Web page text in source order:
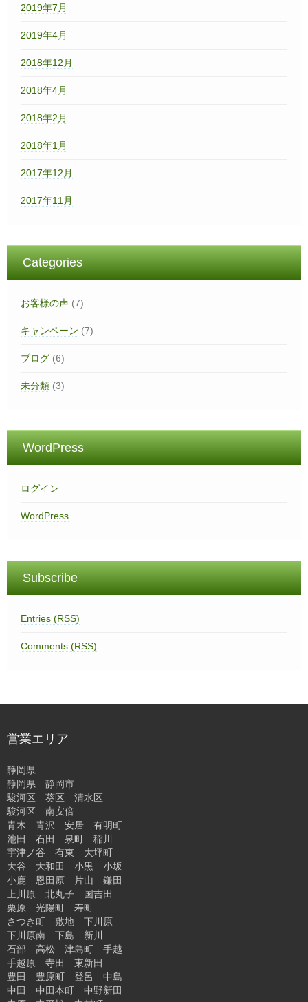
2019年7月
2019年4月
2018年12月
2018年4月
2018年2月
2018年1月
2017年12月
2017年11月
Categories
お客様の声 (7)
キャンペーン (7)
ブログ (6)
未分類 (3)
WordPress
ログイン
WordPress
Subscribe
Entries (RSS)
Comments (RSS)
営業エリア
静岡県
静岡県 静岡市
‎駿河区‎ 葵区 清水区
駿河区‎ 南安倍
青木 青沢 安居 有明町
池田 石田 泉町 稲川
宇津ノ谷 有東 大坪町
大谷 大和田 小黒 小坂
小鹿 恩田原 片山 鎌田
上川原 北丸子 国吉田
栗原 光陽町 寿町
さつき町 敷地 下川原
下川原南 下島 新川
石部 高松 津島町 手越
手越原 寺田 東新田
豊田 豊原町 登呂 中島
中田 中田本町 中野新田